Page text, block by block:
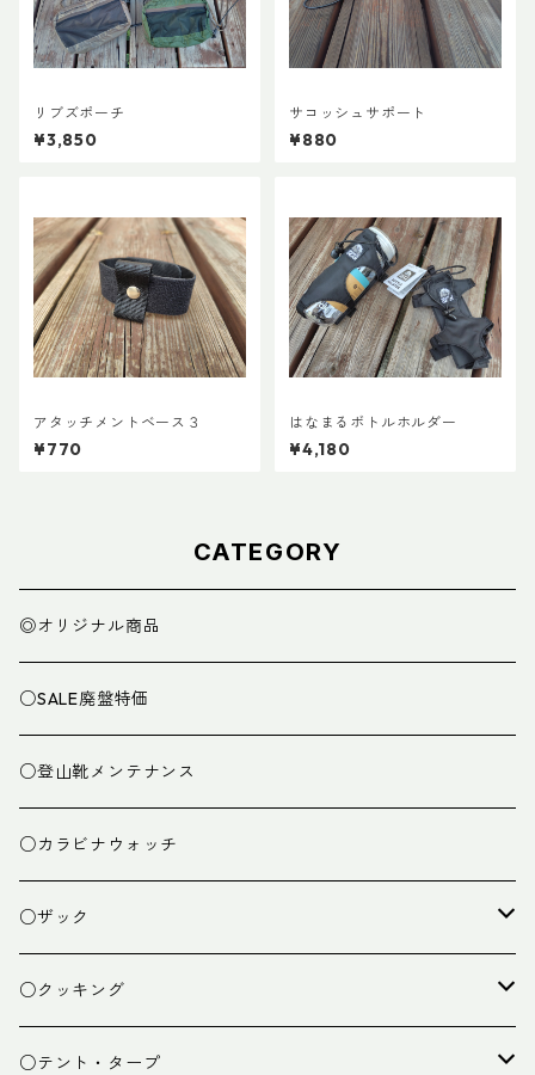
リブズポーチ
¥3,850
サコッシュサポート
¥880
アタッチメントベース３
¥770
はなまるボトルホルダー
¥4,180
CATEGORY
◎オリジナル商品
○SALE廃盤特価
○登山靴メンテナンス
○カラビナウォッチ
○ザック
ザック
スタッフバッグ
○クッキング
クッカー
○テント・タープ